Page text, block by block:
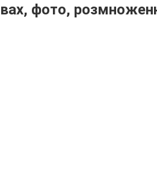
фото,